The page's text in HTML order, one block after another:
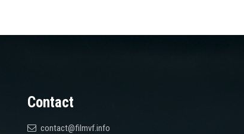
Contact
contact@filmvf.info